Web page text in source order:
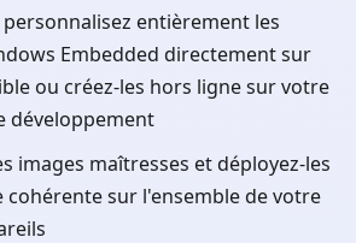
entièrement les
Embedded directement sur
ou créez-les hors ligne sur votre
développement
images maîtresses et déployez-les
cohérente sur l'ensemble de votre